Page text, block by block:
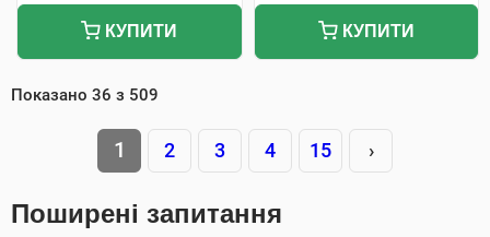
КУПИТИ КУПИТИ
Показано 36 з 509
1 2 3 4 15 ›
Поширені запитання